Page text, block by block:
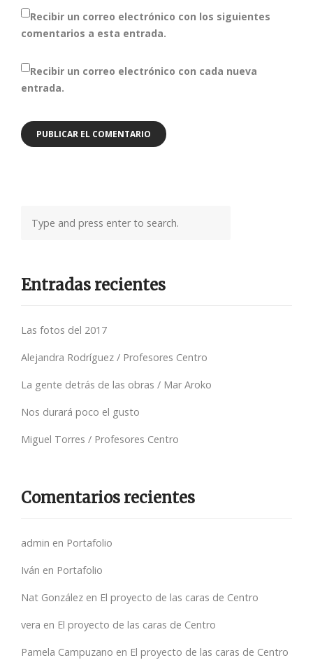
Recibir un correo electrónico con los siguientes
comentarios a esta entrada.
Recibir un correo electrónico con cada nueva
entrada.
Entradas recientes
Las fotos del 2017
Alejandra Rodríguez / Profesores Centro
La gente detrás de las obras / Mar Aroko
Nos durará poco el gusto
Miguel Torres / Profesores Centro
Comentarios recientes
admin en Portafolio
Iván en Portafolio
Nat González en El proyecto de las caras de Centro
vera en El proyecto de las caras de Centro
Pamela Campuzano en El proyecto de las caras de Centro